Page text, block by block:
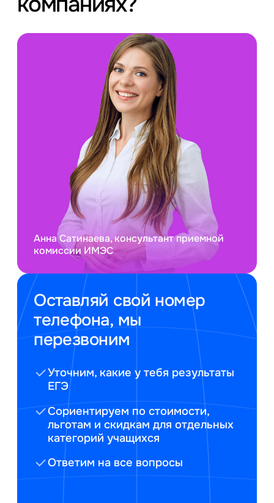
Оставляй свой номер
телефона, мы
перезвоним
Уточним, какие у тебя результаты
ЕГЭ
Сориентируем по стоимости,
льготам и скидкам для отдельных
категорий учащихся
Ответим на все вопросы
Анна Сатинаева, консультант приемной
комиссии ИМЭС